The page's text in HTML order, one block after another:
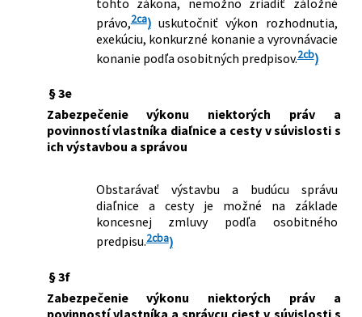
právo,2ca)uskutočniť výkon rozhodnutia,
exekúciu, konkurzné konanie a vyrovnávacie
konanie podľa osobitných predpisov.2cb)
§ 3e
Zabezpečenie výkonu niektorých práv a
povinností vlastníka diaľnice a cesty v súvislosti s
ich výstavbou a správou
Obstarávať výstavbu a budúcu správu
diaľnice a cesty je možné na základe
koncesnej zmluvy podľa osobitného
predpisu.2cba)
§ 3f
Zabezpečenie výkonu niektorých práv a
povinností vlastníka a správcu ciest v súvislosti s